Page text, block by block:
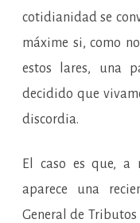
cotidianidad se
máxime si, como
estos lares, una
decidido que
discordia.
El caso es que, a
aparece una
General de